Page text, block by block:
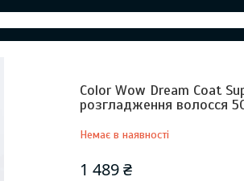
Color Wow Dream Coat
розгладження волосся
Немає в наявності
1 489 ₴